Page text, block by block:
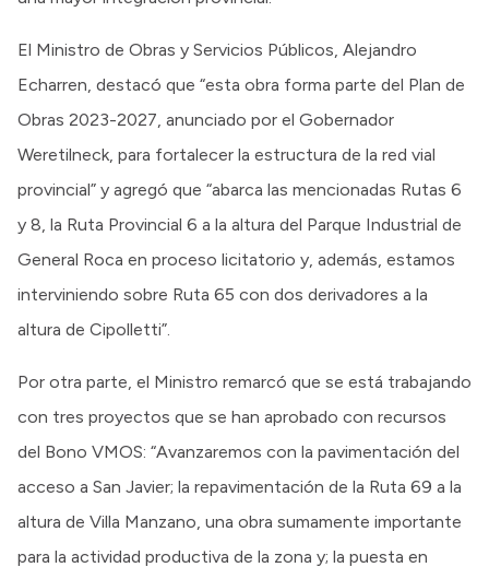
El Ministro de Obras y Servicios Públicos, Alejandro
Echarren, destacó que “esta obra forma parte del Plan de
Obras 2023-2027, anunciado por el Gobernador
Weretilneck, para fortalecer la estructura de la red vial
provincial” y agregó que “abarca las mencionadas Rutas 6
y 8, la Ruta Provincial 6 a la altura del Parque Industrial de
General Roca en proceso licitatorio y, además, estamos
interviniendo sobre Ruta 65 con dos derivadores a la
altura de Cipolletti”.
Por otra parte, el Ministro remarcó que se está trabajando
con tres proyectos que se han aprobado con recursos
del Bono VMOS: “Avanzaremos con la pavimentación del
acceso a San Javier; la repavimentación de la Ruta 69 a la
altura de Villa Manzano, una obra sumamente importante
para la actividad productiva de la zona y; la puesta en